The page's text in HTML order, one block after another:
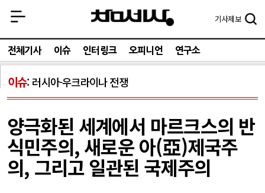
기사제보
전체기사 이슈 인터링크 오피니언 연구소
이슈 러시아-우크라이나 전쟁
양극화된 세계에서 마르크스의 반
식민주의, 새로운 아(亞)제국주
의, 그리고 일관된 국제주의